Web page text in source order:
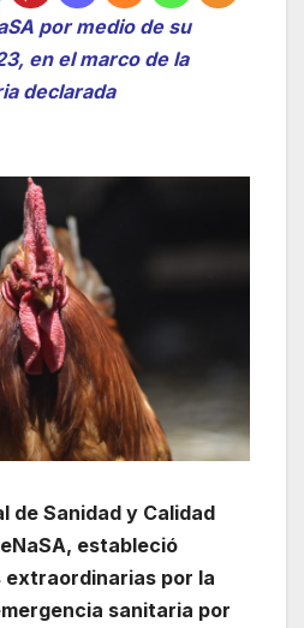
por medio de su
en el marco de la
declarada
de Sanidad y Calidad
estableció
extraordinarias por la
sanitaria por